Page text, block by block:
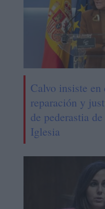
Calvo insiste en
reparación y
de pederastia
Iglesia